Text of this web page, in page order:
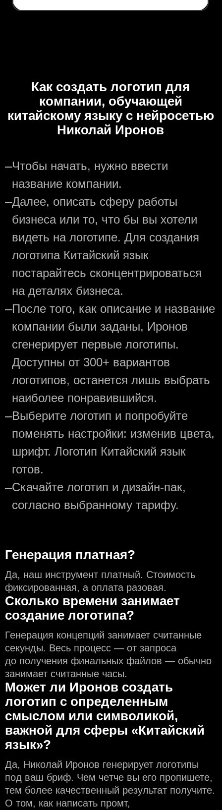
Как создать логотип для
компании, обучающей
китайскому языку с нейросетью
Николай Иронов
—Чтобы начать, нужно ввести
название компании.
—Далее, описать сферу работы
бизнеса или то, что бы вы хотели
видеть на логотипе. Для создания
логотипа Китайский язык
постарайтесь сконцентрироваться
на деталях бизнеса.
—После того, как описание и название
компании были заданы, Иронов
сгенерирует первые логотипы.
Доступны от 300+ вариантов
логотипов, останется лишь выбрать
наиболее понравившийся.
—Выберите логотип и попробуйте
поменять настройки: изменив цвета,
шрифт. Логотип Китайский язык
готов.
—Скачайте логотип и дизайн-пак,
согласно выбранному тарифу.
Генерация платная?
Да, наш инструмент платный. Стоимость
фиксированная, а оплата разовая.
Сколько времени занимает
создание логотипа?
Генерация концепций занимает считанные
секунды. Весь процесс — от запроса
до получения финальных файлов — обычно
занимает считанные часы.
Может ли Иронов создать
логотип с определeнным
смыслом или символикой,
важной для сферы «Китайский
язык»?
Да, Николай Иронов генерирует логотипы
под ваш бриф. Чем чeтче вы его пропишете,
тем более качественный результат получите.
О том, как написать промт,